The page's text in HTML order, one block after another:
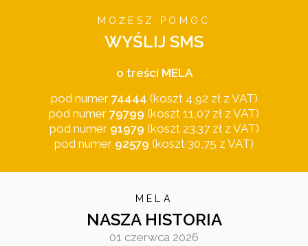
MOŻESZ POMÓC
WYŚLIJ SMS
o treści MELA
pod numer 74444 (koszt 4,92 zł z VAT)
pod numer 79799 (koszt 11,07 zł z VAT)
pod numer 91979 (koszt 23.37 zł z VAT)
pod numer 92579 (koszt 30,75 z VAT)
MELA
NASZA HISTORIA
01 czerwca 2026